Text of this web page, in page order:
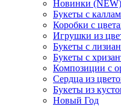
Новинки (NEW)
Букеты с
Коробки с
Игрушки из
Букеты с
Букеты с
Композиции с
Сердца из
Букеты из
Новый Год